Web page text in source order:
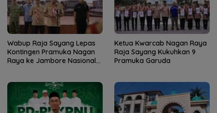
Wabup Raja Sayang Lepas
Kontingen Pramuka Nagan
Raya ke Jambore Nasional
Ketua Kwarcab Nagan Raya
Raja Sayang Kukuhkan 9
Pramuka Garuda